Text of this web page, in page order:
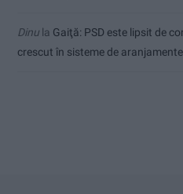
Dinu la Gaiţă: PSD este lipsit de
crescut în sisteme de